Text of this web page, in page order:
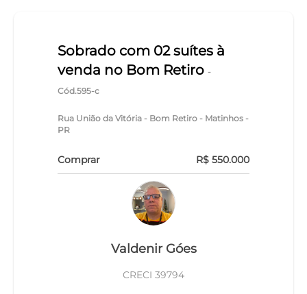
Sobrado com 02 suítes à
venda no Bom Retiro-
Cód.595-c
Rua União da Vitória - Bom Retiro - Matinhos -
PR
Comprar R$ 550.000
Valdenir Góes
CRECI 39794